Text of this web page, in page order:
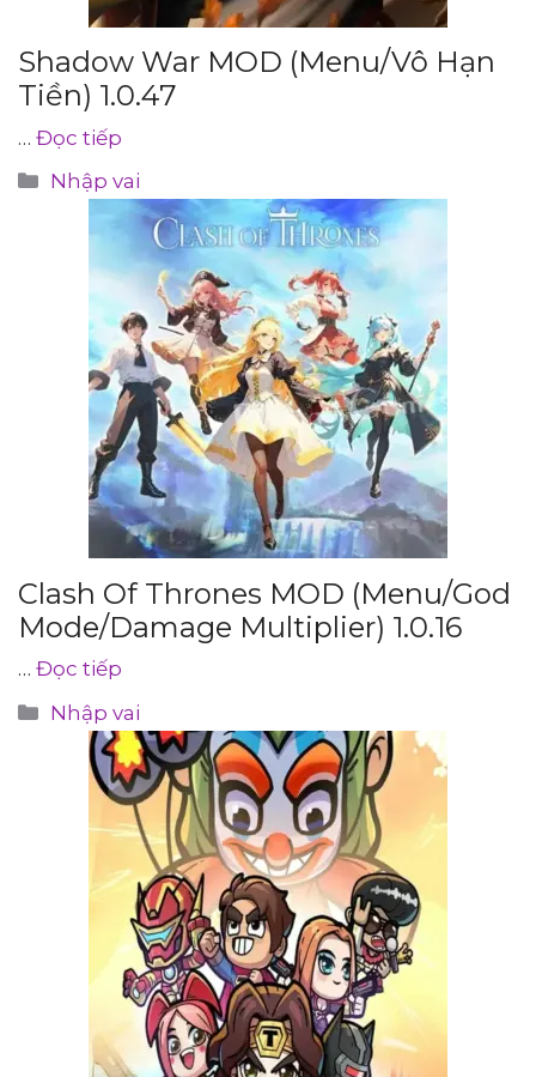
Shadow War MOD (Menu/Vô Hạn
Tiền) 1.0.47
… Đọc tiếp
Danh
mục
Nhập vai
Clash Of Thrones MOD (Menu/God
Mode/Damage Multiplier) 1.0.16
… Đọc tiếp
Danh
mục
Nhập vai